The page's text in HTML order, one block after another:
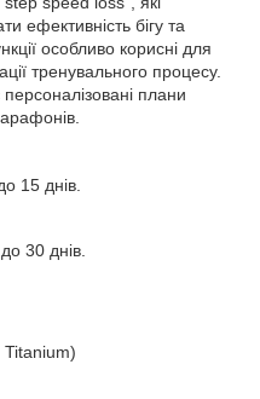
ефективність бігу та
особливо корисні для
тренувального процесу.
плани
15 днів.
30 днів.
Titanium)